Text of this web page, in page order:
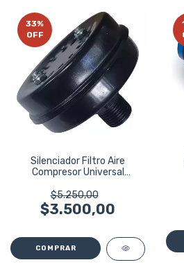
33%
OFF
Silenciador Filtro Aire
Compresor Universal
$5.250,00
$3.500,00